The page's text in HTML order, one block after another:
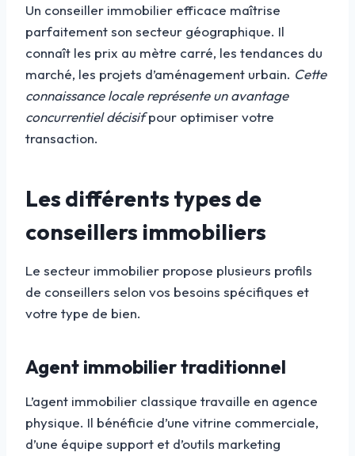
Un conseiller immobilier efficace maîtrise
parfaitement son secteur géographique. Il
connaît les prix au mètre carré, les tendances du
marché, les projets d’aménagement urbain. Cette
connaissance locale représente un avantage
concurrentiel décisifpour optimiser votre
transaction.
Les différents types de
conseillers immobiliers
Le secteur immobilier propose plusieurs profils
de conseillers selon vos besoins spécifiques et
votre type de bien.
Agent immobilier traditionnel
L’agent immobilier classique travaille en agence
physique. Il bénéficie d’une vitrine commerciale,
d’une équipe support et d’outils marketing